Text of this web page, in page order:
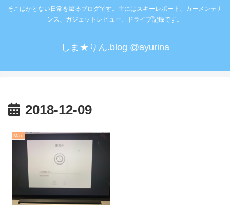
そこはかとない日常を綴るブログです。主にはスキーレポート、カーメンテナ
ンス、ガジェットレビュー、ドライブ記録です。
しま★りん.blog @ayurina
2018-12-09
Mac